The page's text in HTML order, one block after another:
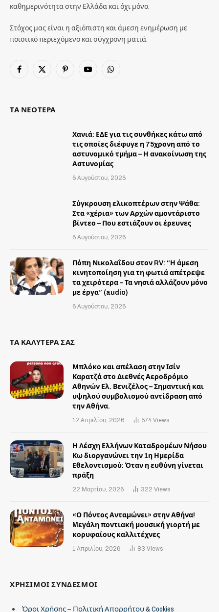
καθημερινότητα στην Ελλάδα και όχι μόνο.
Στόχος μας είναι η αξιόπιστη και άμεση ενημέρωση με
ποιοτικό περιεχόμενο και σύγχρονη ματιά.
Facebook
X
PinterestYouTubeWhatsApp
ΤΑ ΝΕΟΤΕΡΑ
Χανιά: ΕΔΕ για τις συνθήκες κάτω από
τις οποίες διέφυγε η 75χρονη από το
αστυνομικό τμήμα – Η ανακοίνωση της
Αστυνομίας
6 Αυγούστου, 2026
Σύγκρουση ελικοπτέρων στην Ψάθα:
Στα «χέρια» των Αρχών αμοντάριστο
βίντεο – Που εστιάζουν οι έρευνες
6 Αυγούστου, 2026
Πόπη Νικολαΐδου στον RV: “Η άμεση
κινητοποίηση για τη φωτιά απέτρεψε
τα χειρότερα – Τα νησιά αλλάζουν μόνο
με έργα” (audio)
6 Αυγούστου, 2026
ΤΑ ΚΑΛΥΤΕΡΑ ΣΑΣ
Μπλόκο και απέλαση στην Ισίν
Καρατζά στο Διεθνές Αεροδρόμιο
Αθηνών Ελ. Βενιζέλος – Σημαντική και
υψηλού συμβολισμού αντίδραση από
την Αθήνα.
12 Απριλίου, 2026 574 Views
Η Λέσχη Ελλήνων Καταδρομέων Νήσου
Κω διοργανώνει την 1η Ημερίδα
Εθελοντισμού: Όταν η ευθύνη γίνεται
πράξη
22 Μαρτίου, 2026 322 Views
«Ο Πόντος Ανταμώνει» στην Αθήνα!
Mεγάλη ποντιακή μουσική γιορτή με
κορυφαίους καλλιτέχνες
1 Απριλίου, 2026 83 Views
ΧΡΗΣΙΜΟΙ ΣΥΝΔΕΣΜΟΙ
Όροι Χρήσης – Πολιτική Απορρήτου & Cookies